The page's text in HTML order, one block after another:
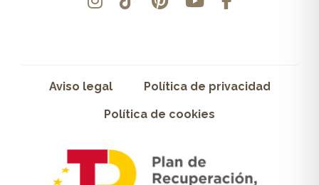
Aviso legal Política de privacidad
Política de cookies